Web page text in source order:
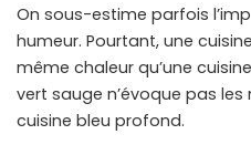
On sous-estime parfois
humeur. Pourtant, une
même chaleur qu’une
vert sauge n’évoque pas
cuisine bleu profond.